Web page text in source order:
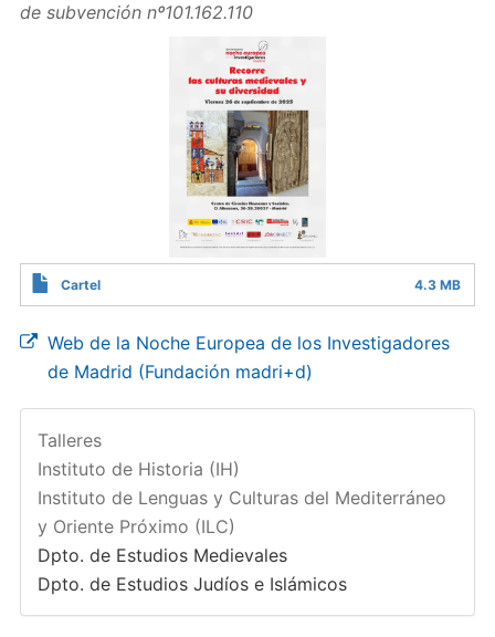
de subvención nº101.162.110
Cartel 4.3 MB
Web de la Noche Europea de los Investigadores
de Madrid (Fundación madri+d)
Talleres
Instituto de Historia (IH)
Instituto de Lenguas y Culturas del Mediterráneo
y Oriente Próximo (ILC)
Dpto. de Estudios Medievales
Dpto. de Estudios Judíos e Islámicos